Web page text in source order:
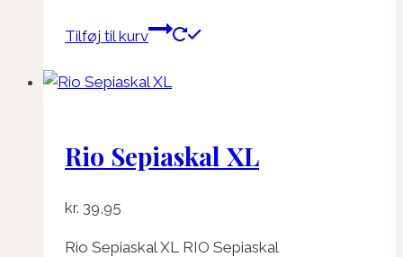
Tilføj til kurv
Rio Sepiaskal XL
kr. 39,95
Rio Sepiaskal XL RIO Sepiaskal